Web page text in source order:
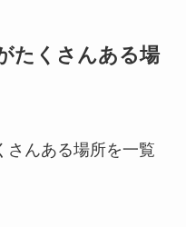
たくさんある場
さんある場所を一覧